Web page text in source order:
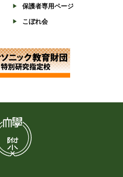
保護者専用ページ
こぼれ会